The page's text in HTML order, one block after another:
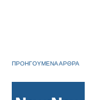
ΠΡΟΗΓΟΥΜΕΝΑ ΑΡΘΡΑ